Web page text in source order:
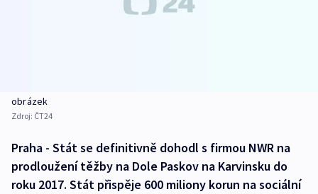
obrázek
Zdroj: ČT24
Praha - Stát se definitivně dohodl s firmou NWR na
prodloužení těžby na Dole Paskov na Karvinsku do
roku 2017. Stát přispěje 600 miliony korun na sociální